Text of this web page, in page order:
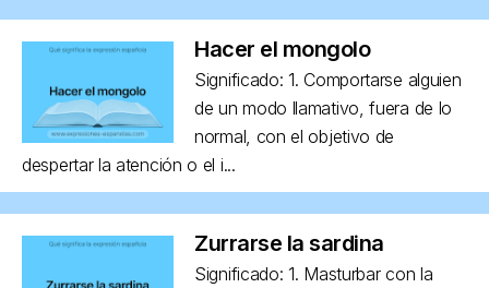
Hacer el mongolo
Significado: 1. Comportarse alguien
de un modo llamativo, fuera de lo
normal, con el objetivo de
despertar la atención o el i...
Zurrarse la sardina
Significado: 1. Masturbar con la